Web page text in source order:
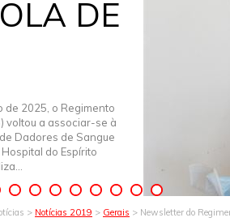
DE
de 2025, o Regimento
voltou a associar-se à
Dadores de Sangue
do Espírito
> Notícias 2019 > Gerais > Newsletter do